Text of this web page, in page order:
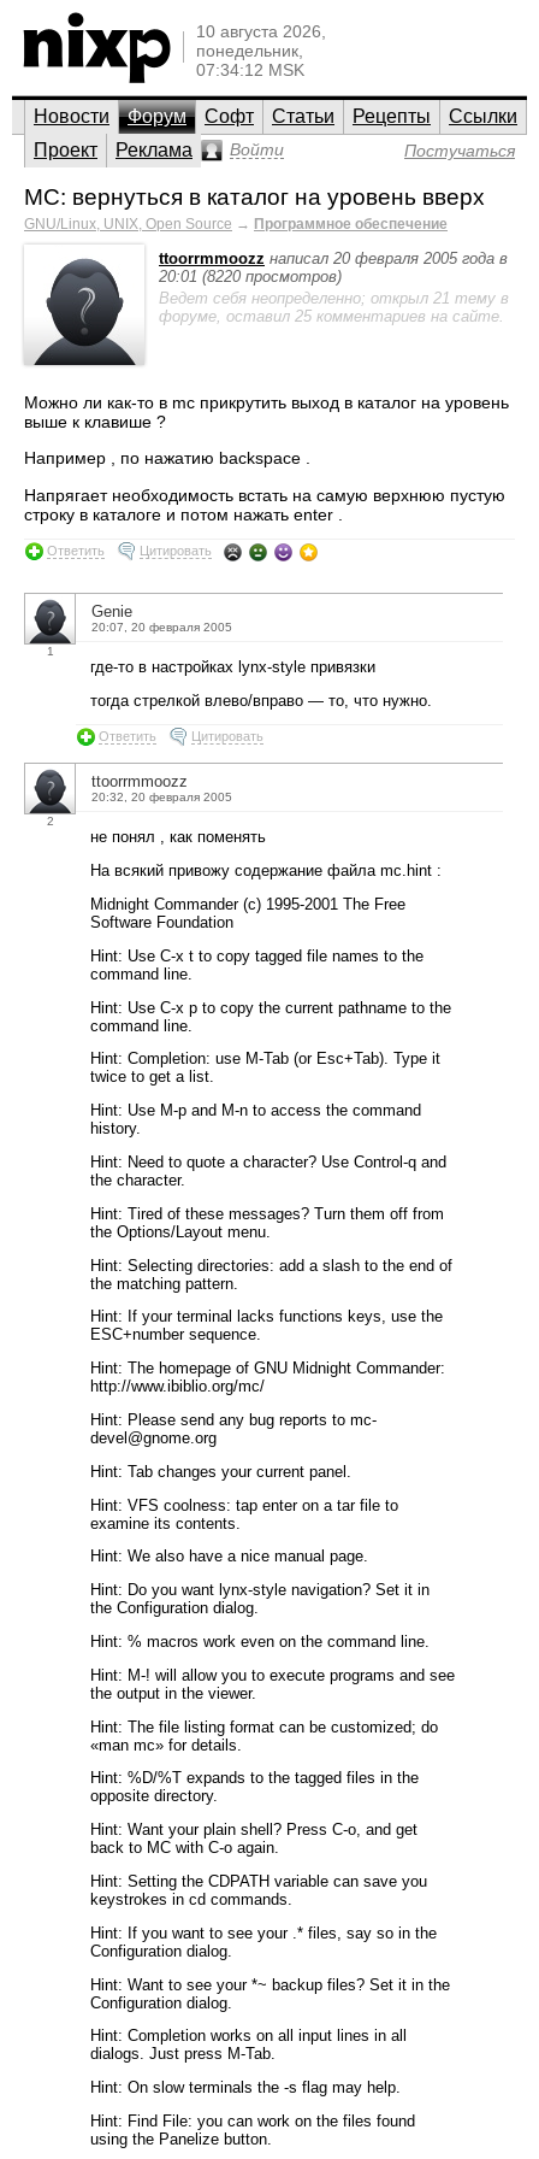
10 августа 2026,
понедельник,
07:34:12 MSK
Новости Форум Софт Статьи Рецепты
Ссылки
Проект
Реклама Войти Постучаться
MC: вернуться в каталог на уровень вверх
GNU/Linux, UNIX, Open Source → Программное обеспечение
ttoorrmmoozz написал 20 февраля 2005 года в
20:01 (8220 просмотров)
Ведет себя неопределенно; открыл 21 тему в
форуме, оставил 25 комментариев на сайте.
Можно ли как-то в mc прикрутить выход в каталог на уровень
выше к клавише ?
Например , по нажатию backspace .
Напрягает необходимость встать на самую верхнюю пустую
строку в каталоге и потом нажать enter .
Ответить Цитировать
1
Genie
20:07, 20 февраля 2005
где-то в настройках lynx-style привязки
тогда стрелкой влево/вправо — то, что нужно.
Ответить Цитировать
2
ttoorrmmoozz
20:32, 20 февраля 2005
не понял , как поменять
На всякий привожу содержание файла mc.hint :
Midnight Commander (c) 1995-2001 The Free
Software Foundation
Hint: Use C-x t to copy tagged file names to the
command line.
Hint: Use C-x p to copy the current pathname to the
command line.
Hint: Completion: use M-Tab (or Esc+Tab). Type it
twice to get a list.
Hint: Use M-p and M-n to access the command
history.
Hint: Need to quote a character? Use Control-q and
the character.
Hint: Tired of these messages? Turn them off from
the Options/Layout menu.
Hint: Selecting directories: add a slash to the end of
the matching pattern.
Hint: If your terminal lacks functions keys, use the
ESC+number sequence.
Hint: The homepage of GNU Midnight Commander:
http://www.ibiblio.org/mc/
Hint: Please send any bug reports to mc-
devel@gnome.org
Hint: Tab changes your current panel.
Hint: VFS coolness: tap enter on a tar file to
examine its contents.
Hint: We also have a nice manual page.
Hint: Do you want lynx-style navigation? Set it in
the Configuration dialog.
Hint: % macros work even on the command line.
Hint: M-! will allow you to execute programs and see
the output in the viewer.
Hint: The file listing format can be customized; do
«man mc» for details.
Hint: %D/%T expands to the tagged files in the
opposite directory.
Hint: Want your plain shell? Press C-o, and get
back to MC with C-o again.
Hint: Setting the CDPATH variable can save you
keystrokes in cd commands.
Hint: If you want to see your .* files, say so in the
Configuration dialog.
Hint: Want to see your *~ backup files? Set it in the
Configuration dialog.
Hint: Completion works on all input lines in all
dialogs. Just press M-Tab.
Hint: On slow terminals the -s flag may help.
Hint: Find File: you can work on the files found
using the Panelize button.